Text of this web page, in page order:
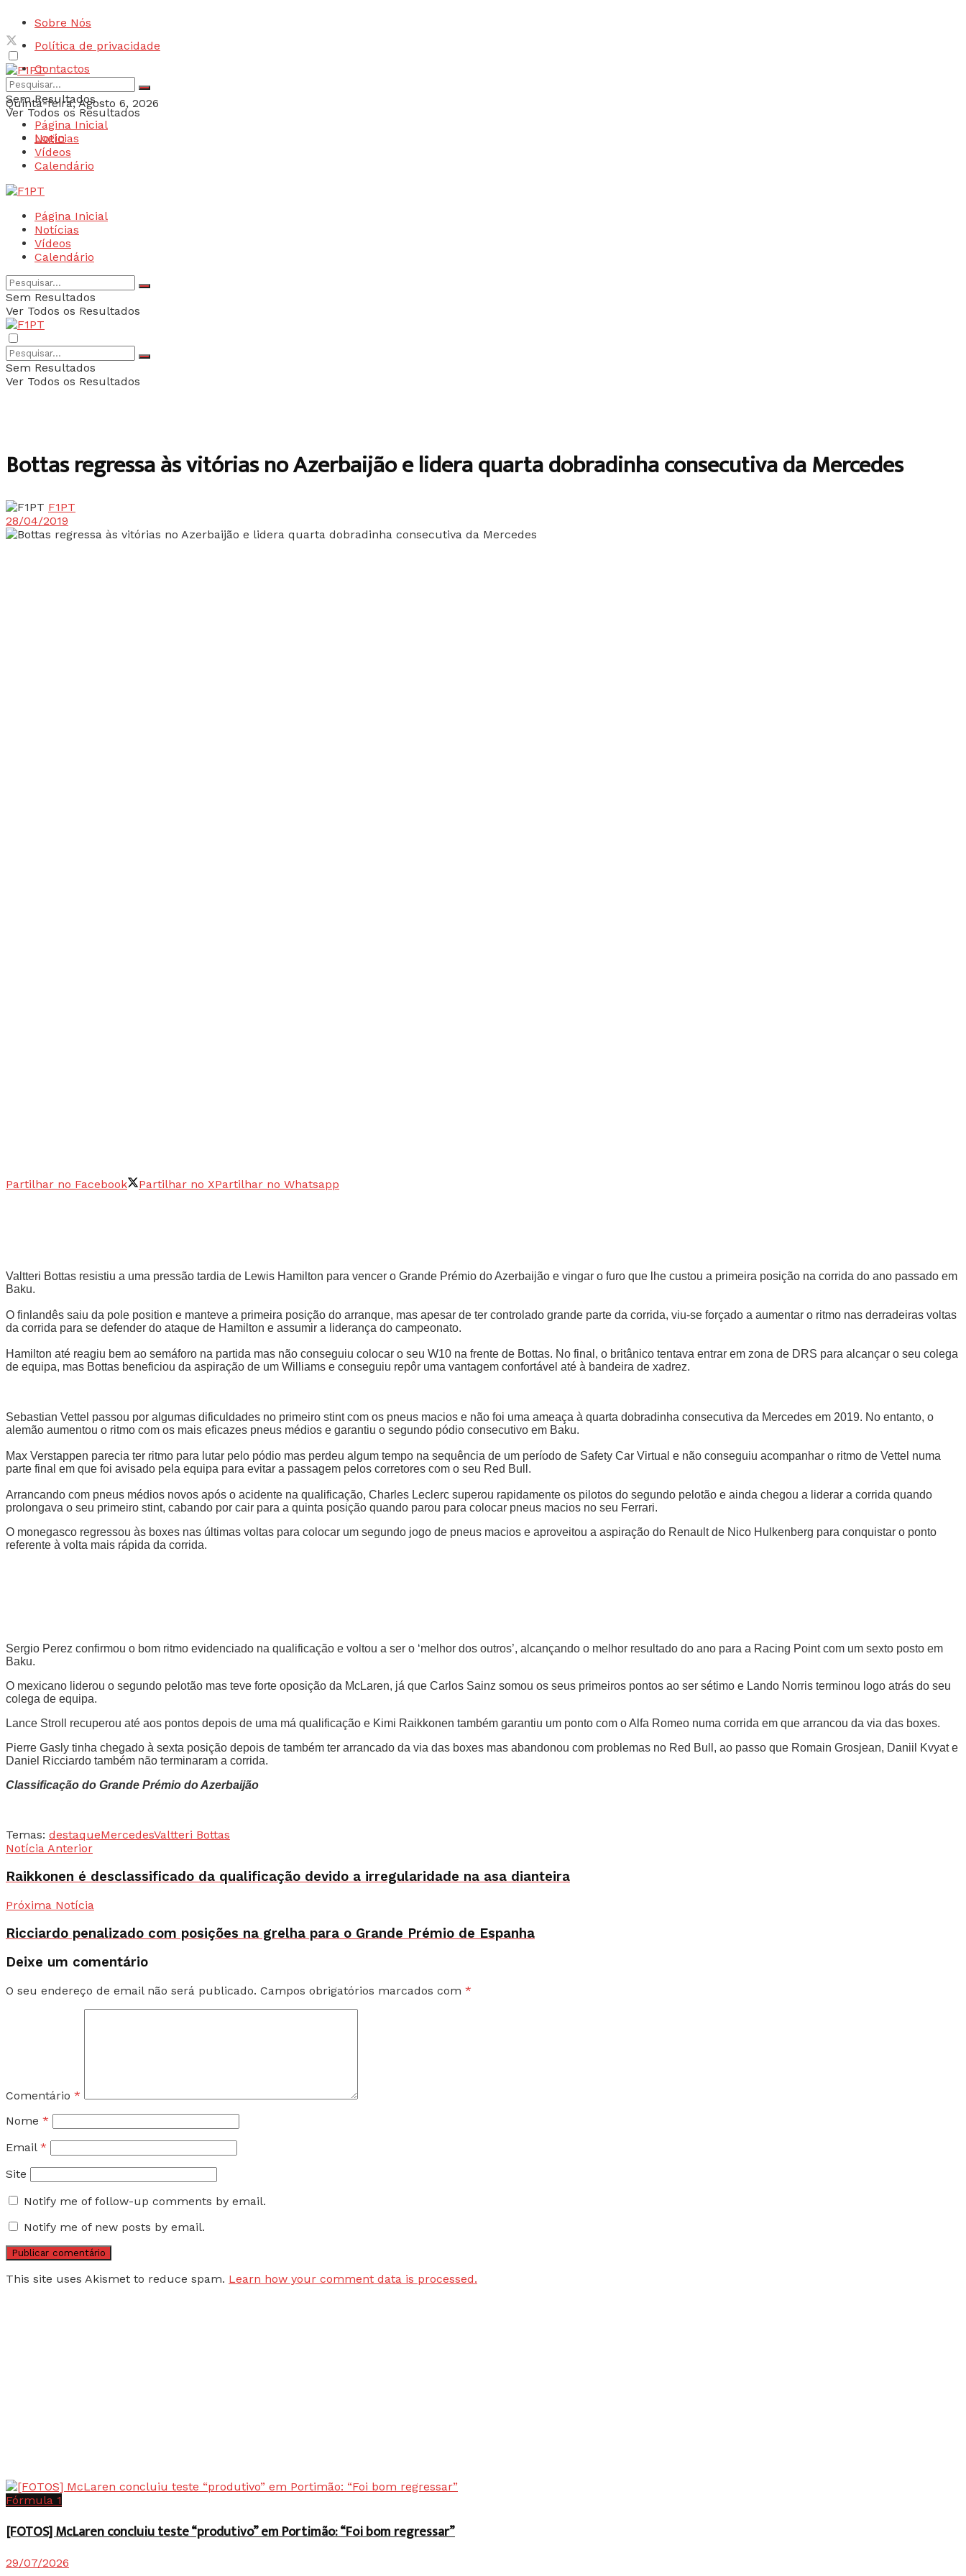
Sobre Nós
Política de privacidade
Contactos
Quinta-feira, Agosto 6, 2026
Login
Sem Resultados
Ver Todos os Resultados
Página Inicial
Notícias
Vídeos
Calendário
Página Inicial
Notícias
Vídeos
Calendário
Sem Resultados
Ver Todos os Resultados
Sem Resultados
Ver Todos os Resultados
Bottas regressa às vitórias no Azerbaijão e lidera quarta dobradinha consecutiva da Mercedes
F1PT
28/04/2019
Partilhar no Facebook Partilhar no XPartilhar no Whatsapp
Valtteri Bottas resistiu a uma pressão tardia de Lewis Hamilton para vencer o Grande Prémio do Azerbaijão e vingar o furo que lhe custou a primeira posição na corrida do ano passado em
Baku.
O finlandês saiu da pole position e manteve a primeira posição do arranque, mas apesar de ter controlado grande parte da corrida, viu-se forçado a aumentar o ritmo nas derradeiras voltas
da corrida para se defender do ataque de Hamilton e assumir a liderança do campeonato.
Hamilton até reagiu bem ao semáforo na partida mas não conseguiu colocar o seu W10 na frente de Bottas. No final, o britânico tentava entrar em zona de DRS para alcançar o seu colega
de equipa, mas Bottas beneficiou da aspiração de um Williams e conseguiu repôr uma vantagem confortável até à bandeira de xadrez.
Sebastian Vettel passou por algumas dificuldades no primeiro stint com os pneus macios e não foi uma ameaça à quarta dobradinha consecutiva da Mercedes em 2019. No entanto, o
alemão aumentou o ritmo com os mais eficazes pneus médios e garantiu o segundo pódio consecutivo em Baku.
Max Verstappen parecia ter ritmo para lutar pelo pódio mas perdeu algum tempo na sequência de um período de Safety Car Virtual e não conseguiu acompanhar o ritmo de Vettel numa
parte final em que foi avisado pela equipa para evitar a passagem pelos corretores com o seu Red Bull.
Arrancando com pneus médios novos após o acidente na qualificação, Charles Leclerc superou rapidamente os pilotos do segundo pelotão e ainda chegou a liderar a corrida quando
prolongava o seu primeiro stint, cabando por cair para a quinta posição quando parou para colocar pneus macios no seu Ferrari.
O monegasco regressou às boxes nas últimas voltas para colocar um segundo jogo de pneus macios e aproveitou a aspiração do Renault de Nico Hulkenberg para conquistar o ponto
referente à volta mais rápida da corrida.
Sergio Perez confirmou o bom ritmo evidenciado na qualificação e voltou a ser o ‘melhor dos outros’, alcançando o melhor resultado do ano para a Racing Point com um sexto posto em
Baku.
O mexicano liderou o segundo pelotão mas teve forte oposição da McLaren, já que Carlos Sainz somou os seus primeiros pontos ao ser sétimo e Lando Norris terminou logo atrás do seu
colega de equipa.
Lance Stroll recuperou até aos pontos depois de uma má qualificação e Kimi Raikkonen também garantiu um ponto com o Alfa Romeo numa corrida em que arrancou da via das boxes.
Pierre Gasly tinha chegado à sexta posição depois de também ter arrancado da via das boxes mas abandonou com problemas no Red Bull, ao passo que Romain Grosjean, Daniil Kvyat e
Daniel Ricciardo também não terminaram a corrida.
Classificação do Grande Prémio do Azerbaijão
Temas: destaqueMercedesValtteri Bottas
Notícia Anterior
Raikkonen é desclassificado da qualificação devido a irregularidade na asa dianteira
Próxima Notícia
Ricciardo penalizado com posições na grelha para o Grande Prémio de Espanha
Deixe um comentário
O seu endereço de email não será publicado. Campos obrigatórios marcados com *
Comentário *
Nome *
Email *
Site
Notify me of follow-up comments by email.
Notify me of new posts by email.
This site uses Akismet to reduce spam. Learn how your comment data is processed.
Fórmula 1
[FOTOS] McLaren concluiu teste “produtivo” em Portimão: “Foi bom regressar”
29/07/2026